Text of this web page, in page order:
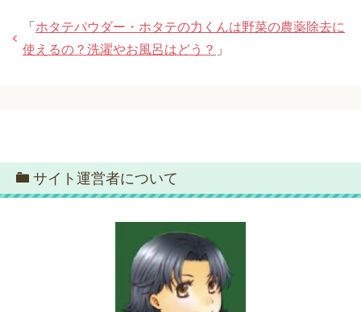
「 ホタテパウダー・ホタテの力くんは野菜の農薬除去に
使えるの？洗濯やお風呂はどう？ 」
サイト運営者について